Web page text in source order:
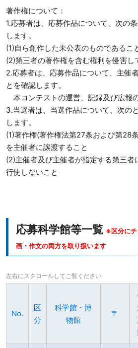
著作権について：
1.応募者は、応募作品について、次の
します。
(1)自ら創作した未公表のものであるこ
(2)第三者の著作権を含む権利を侵害し
2.応募者は、応募作品について、主催
とを確認します。
本コンテストの運営、記録及び広報
3.当選者は、当選作品について、次の
します。
(1)著作権(著作権法第27条および第28
を主催者に譲渡すること
(2)主催者及び主催者が指定する第三者
行使しないこと
応募科学館等一覧 ※区分にチ
画・作文の両方を取り扱います
No.
区
分
科学館・博
物館
〒